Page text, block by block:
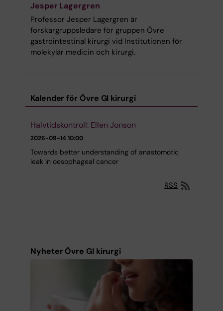
Jesper Lagergren
Professor Jesper Lagergren är
forskargruppsledare för gruppen Övre
gastrointestinal kirurgi vid Institutionen för
molekylär medicin och kirurgi.
Kalender för Övre GI kirurgi
Halvtidskontroll: Ellen Jonson
2026-09-1410:00
Towards better understanding of anastomotic
leak in oesophageal cancer
RSS
Nyheter Övre GI kirurgi